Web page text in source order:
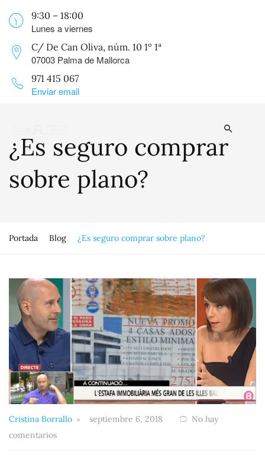
9:30 – 18:00
Lunes a viernes
C/ De Can Oliva, núm. 10 1º 1ª
07003 Palma de Mallorca
971 415 067
Enviar email
¿Es seguro comprar
sobre plano?
Portada Blog ¿Es seguro comprar sobre plano?
Cristina Borrallo septiembre 6, 2018
No hay
comentarios